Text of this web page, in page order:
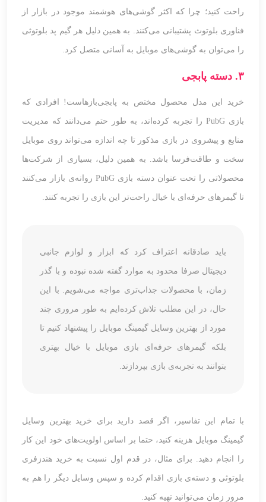
راحت کنید؛ چرا که اکثر گوشی‌های هوشمند موجود در بازار از
فناوری بلوتوث پشتیبانی می‌کنند. به همین دلیل هر گیم پد بلوتوثی
را می‌توان به گوشی‌های موبایل به آسانی متصل کرد.
۳. دسته پابجی
خرید این مدل محصول مختص به پابجی‌بازهاست! افرادی که
بازی PubG را تجربه کرده‌اند، به طور حتم می‌دانند که مدیریت
منابع و پیشروی در بازی مذکور تا چه اندازه می‌تواند روی موبایل
سخت و طاقت‌فرسا باشد. به همین دلیل، بسیاری از شرکت‌ها
محصولاتی را تحت عنوان دسته بازی PubG روانه‌ی بازار می‌کنند
تا گیمرهای حرفه‌ای با خیال راحت‌تر این بازی را تجربه کنند.
باید صادقانه اعتراف کرد که ابزار و لوازم جانبی
دیجیتال صرفا محدود به موارد گفته شده نبوده و با گذر
زمان، با محصولات جذاب‌تری مواجه می‌شویم. با این
حال، در این مطلب تلاش کرده‌ایم به طور مروری چند
مورد از بهترین وسایل گیمینگ موبایل را پیشنهاد کنیم تا
بلکه گیمرهای حرفه‌ای بازی موبایل با خیال بهتری
بتوانند به تجربه‌ی بازی بپردازند.
با تمام این تفاسیر، اگر قصد دارید برای خرید بهترین وسایل
گیمینگ موبایل هزینه کنید، حتما بر اساس اولویت‌های خود این کار
را انجام دهید. برای مثال، در قدم اول نسبت به خرید هندزفری
بلوتوثی و دسته‌ی بازی اقدام کرده و سپس وسایل دیگر را هم به
مرور زمان می‌توانید تهیه کنید.